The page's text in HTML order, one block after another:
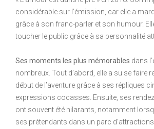
considérable sur l’émission, car elle a
grâce à son franc-parler et son humour.
toucher le public grâce à sa personnalité
Ses moments les plus mémorables dans
nombreux. Tout d’abord, elle a su se faire
début de l’aventure grâce à ses répliques
expressions cocasses. Ensuite, ses
ont souvent été hilarants, notamment
ses prétendants dans un parc d’attractions